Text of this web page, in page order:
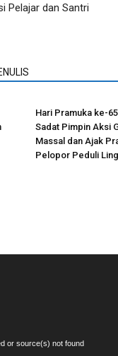
Pelajar dan Santri
Hari Pramuka ke-
Sadat Pimpin Aksi
Massal dan Ajak
Pelopor Peduli
or source(s) not found